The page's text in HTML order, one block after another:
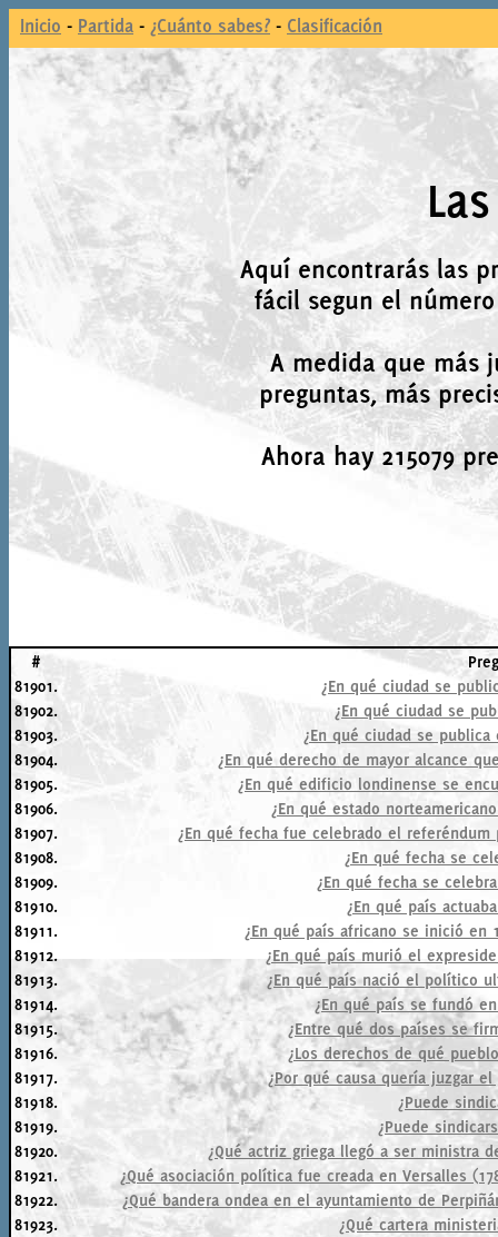
Inicio - Partida - ¿Cuánto sabes? - Clasificación
Aquí encontrarás las
fácil segun el
A medida que más
preguntas, más
Ahora hay 215079
#
81901.
¿En qué ciudad se
81902.
¿En qué ciudad se
81903.
¿En qué ciudad se
81904.
¿En qué derecho de mayor alcance
81905.
¿En qué edificio londinense se
81906.
¿En qué estado
81907.
¿En qué fecha fue celebrado el
81908.
¿En qué fecha se
81909.
¿En qué fecha se
81910.
¿En qué país
81911.
¿En qué país africano se inició en
81912.
¿En qué país murió el
81913.
¿En qué país nació el político
81914.
¿En qué país se fundó
81915.
¿Entre qué dos países se
81916.
¿Los derechos de qué
81917.
¿Por qué causa quería juzgar
81918.
¿Puede
81919.
¿Puede
81920.
¿Qué actriz griega llegó a ser ministra
81921.
¿Qué asociación política fue creada en Versalles
81922.
¿Qué bandera ondea en el ayuntamiento de
81923.
¿Qué cartera